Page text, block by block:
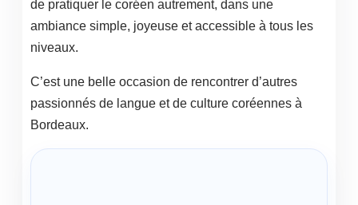
de pratiquer le coréen autrement, dans une
ambiance simple, joyeuse et accessible à tous les
niveaux.
C’est une belle occasion de rencontrer d’autres
passionnés de langue et de culture coréennes à
Bordeaux.